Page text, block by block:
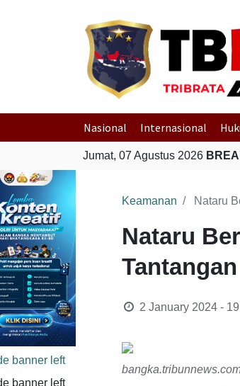
Nasional Internasional
Jumat, 07 Agustus 2026
Keamanan Nataru
Nataru
2 January 2024 -